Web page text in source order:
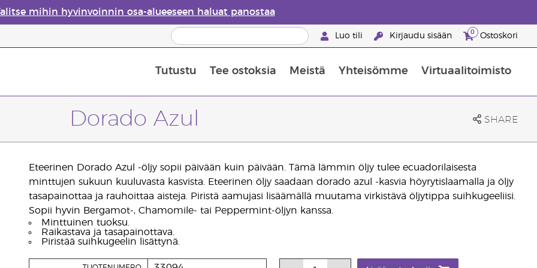
mihin hyvinvoinnin osa-alueeseen haluat panostaa
Luo tili Kirjaudu sisään 0 Ostoskori
Tutustu Tee ostoksia Meistä Yhteisömme Virtuaalitoimisto
Dorado Azul SHARE
Eteerinen Dorado Azul -öljy sopii päivään kuin päivään. Tämä lämmin öljy tulee ecuadorilaisesta
minttujen sukuun kuuluvasta kasvista. Eteerinen öljy saadaan dorado azul -kasvia höyrytislaamalla ja öljy
tasapainottaa ja rauhoittaa aisteja. Piristä aamujasi lisäämällä muutama virkistävä öljytippa suihkugeeliisi.
Sopii hyvin Bergamot-, Chamomile- tai Peppermint-öljyn kanssa.
Minttuinen tuoksu.
Raikastava ja tasapainottava.
Piristää suihkugeelin lisättynä.